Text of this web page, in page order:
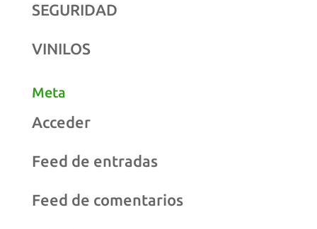
SEGURIDAD
VINILOS
Meta
Acceder
Feed de entradas
Feed de comentarios